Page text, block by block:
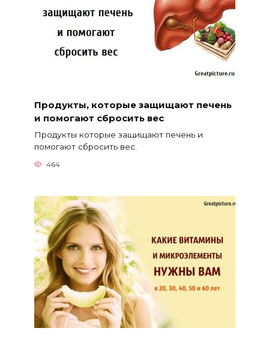
Продукты, которые защищают печень
и помогают сбросить вес
Продукты которые защищают печень и
помогают сбросить вес.
464